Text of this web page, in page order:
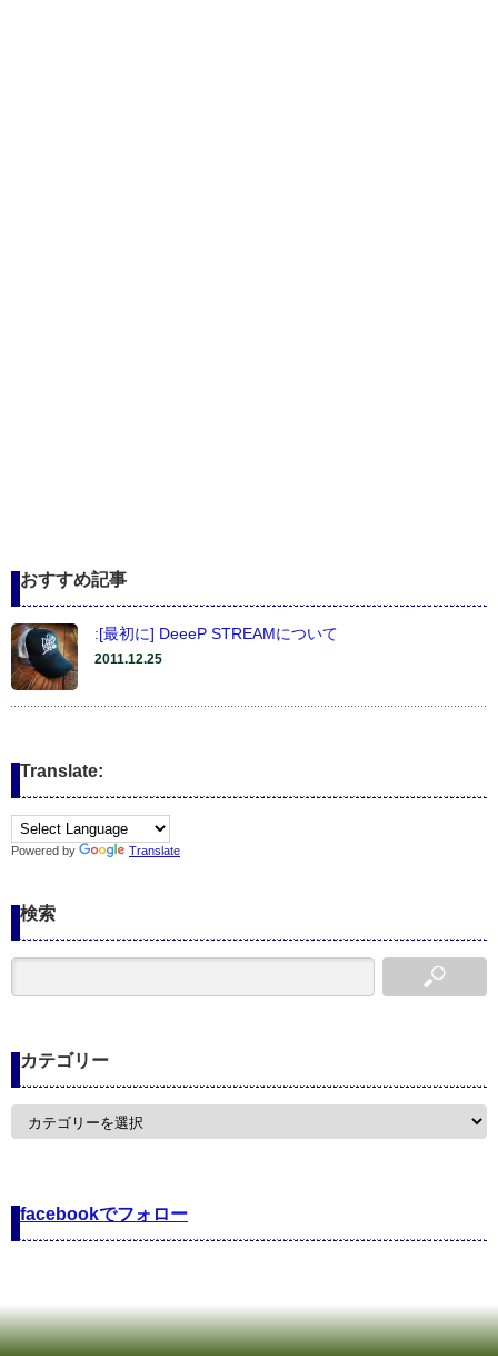
おすすめ記事
:[最初に] DeeeP STREAMについて
2011.12.25
Translate:
Powered by Translate
検索
カテゴリー
カ
facebookでフォロー